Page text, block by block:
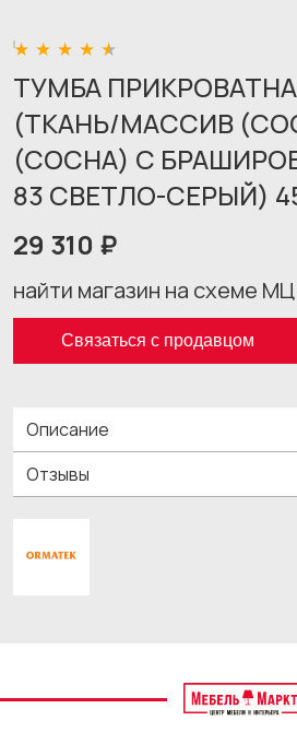
ТУМБА
(ТКАНЬ/МАССИВ
(СОСНА) С
83 СВЕТЛО-СЕРЫЙ)
29 310 ₽
найти магазин на схеме МЦ
Связаться с продавцом
Описание
Отзывы